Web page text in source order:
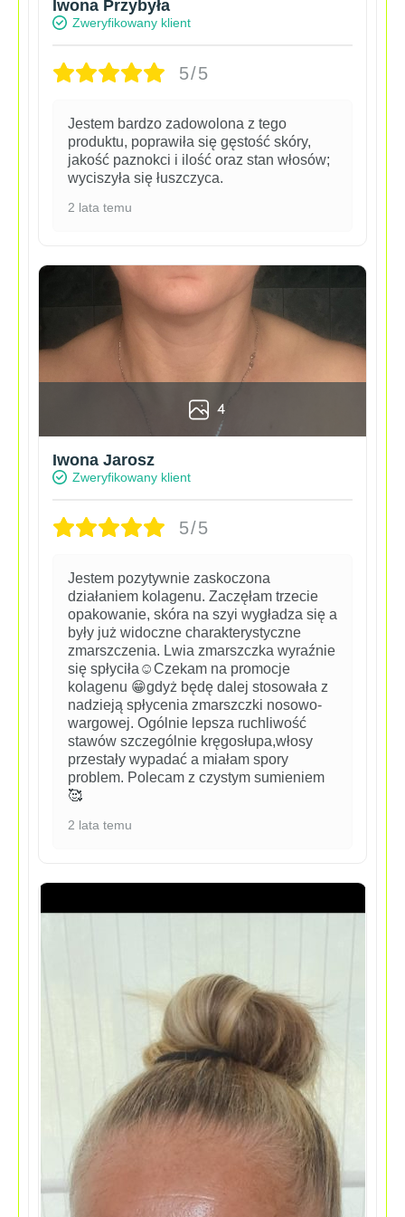
Iwona Przybyła
Zweryfikowany klient
5/5
Jestem bardzo zadowolona z tego
produktu, poprawiła się gęstość skóry,
jakość paznokci i ilość oraz stan włosów;
wyciszyła się łuszczyca.
2 lata temu
4
Iwona Jarosz
Zweryfikowany klient
5/5
Jestem pozytywnie zaskoczona
działaniem kolagenu. Zaczęłam trzecie
opakowanie, skóra na szyi wygładza się a
były już widoczne charakterystyczne
zmarszczenia. Lwia zmarszczka wyraźnie
się spłyciła☺️Czekam na promocje
kolagenu 😁gdyż będę dalej stosowała z
nadzieją spłycenia zmarszczki nosowo-
wargowej. Ogólnie lepsza ruchliwość
stawów szczególnie kręgosłupa,włosy
przestały wypadać a miałam spory
problem. Polecam z czystym sumieniem
🥰
2 lata temu